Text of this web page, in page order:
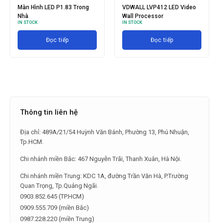
Hình LED P1.83 Trong
VDWALL LVP412 LED Video
Wall Processor
Thông tin liên hệ
Địa chỉ: 489A/21/54 Huỳnh Văn Bánh, Phường 13, Phú Nhuận,
Tp.HCM.
Chi nhánh miền Bắc: 467 Nguyễn Trãi, Thanh Xuân, Hà Nội.
Chi nhánh miền Trung: KDC 1A, đường Trần Văn Hà, P.Trường
Quan Trọng, Tp.Quảng Ngãi.
0903.852.645 (TP.HCM)
0909.555.709 (miền Bắc)
0987.228.220 (miền Trung)